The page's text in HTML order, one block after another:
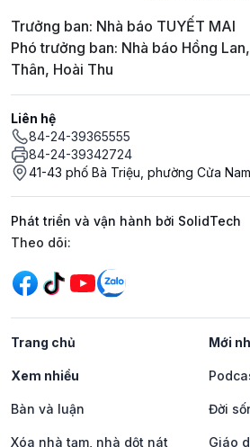
Trưởng ban: Nhà báo TUYẾT MAI
Phó trưởng ban: Nhà báo Hồng
Thân, Hoài Thu
Liên hệ
84-24-39365555
84-24-39342724
41-43 phố Bà Triệu, phường Cửa
Phát triển và vận hành bởi SolidTech
Mạng xã hội
Theo dõi:
Trang chủ Mới
Xem nhiều
Bàn và luận Đời
Xóa nhà tạm, nhà dột nát Giáo